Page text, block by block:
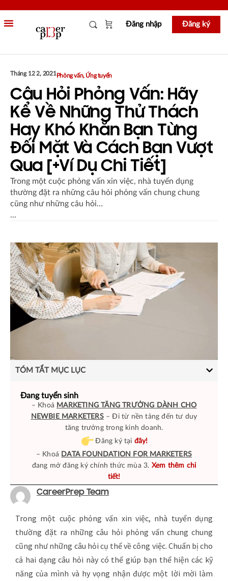
Đăng nhập Đăng ký
Tháng 12 2, 2021Phỏng vấn, Ứng tuyển
Câu Hỏi Phỏng Vấn: Hãy
Kể Về Những Thử Thách
Hay Khó Khăn Bạn Từng
Đối Mặt Và Cách Bạn Vượt
Qua [+ví Dụ Chi Tiết]
Trong một cuộc phỏng vấn xin việc, nhà tuyển dụng
thường đặt ra những câu hỏi phỏng vấn chung chung
cũng như những câu hỏi…
...
TÓM TẮT MỤC LỤC
Đang tuyển sinh
– Khoá MARKETING TĂNG TRƯỞNG DÀNH CHO
NEWBIE MARKETERS– Đi từ nền tảng đến tư duy
tăng trưởng trong kinh doanh.
Đăng ký tại đây!
– Khoá DATA FOUNDATION FOR MARKETERS
đang mở đăng ký chính thức mùa 3. Xem thêm chi
tiết!
CareerPrep Team
Trong một cuộc phỏng vấn xin việc, nhà tuyển dụng
thường đặt ra những câu hỏi phỏng vấn chung chung
cũng như những câu hỏi cụ thể về công việc. Chuẩn bị cho
cả hai dạng câu hỏi này có thể giúp bạn thể hiện các kỹ
năng của mình và hy vọng nhận được một lời mời làm